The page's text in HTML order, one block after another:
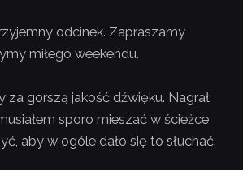
odcinek. Zapraszamy
miłego weekendu.
za gorszą jakość dźwięku. Nagrał
sporo mieszać w ścieżce
aby w ogóle dało się to słuchać.